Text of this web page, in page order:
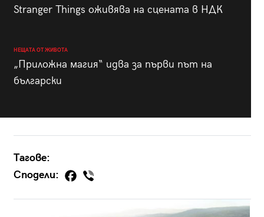
Stranger Things оживява на сцената в НДК
НЕЩАТА ОТ ЖИВОТА
„Приложна магия“ идва за първи път на
български
Тагове:
Сподели: